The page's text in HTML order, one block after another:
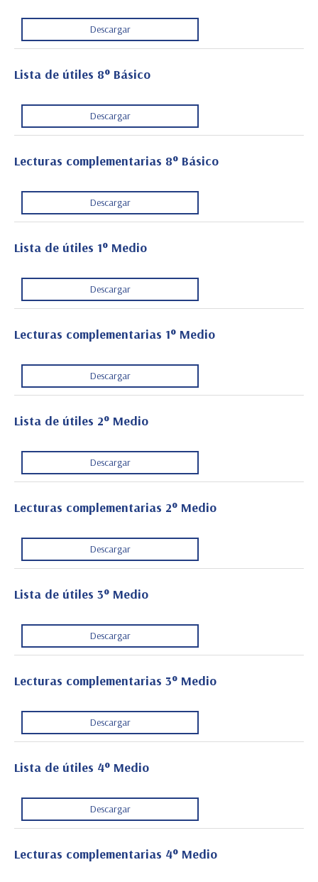
Descargar
Lista de útiles 8° Básico
Descargar
Lecturas complementarias 8° Básico
Descargar
Lista de útiles 1° Medio
Descargar
Lecturas complementarias 1° Medio
Descargar
Lista de útiles 2° Medio
Descargar
Lecturas complementarias 2° Medio
Descargar
Lista de útiles 3° Medio
Descargar
Lecturas complementarias 3° Medio
Descargar
Lista de útiles 4° Medio
Descargar
Lecturas complementarias 4° Medio